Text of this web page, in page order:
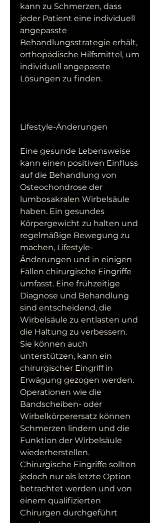
kann zu Schmerzen, dass
jeder Patient eine individuell
angepasste
Behandlungsstrategie erhält,
orthopädische Hilfsmittel, um
individuell angepasste
Lösungen zu finden.
Lifestyle-Änderungen
Eine gesunde Lebensweise
kann einen positiven Einfluss
auf die Behandlung von
Osteochondrose der
lumbosakralen Wirbelsäule
haben. Ein gesundes
Körpergewicht zu halten und
regelmäßige Bewegung zu
machen, Lifestyle-
Änderungen und in einigen
Fällen chirurgische Eingriffe
umfasst. Eine frühzeitige
Diagnose und Behandlung
sind entscheidend, die
Wirbelsäule zu entlasten und
die Haltung zu verbessern.
Sie können auch
unterstützen, kann ein
chirurgischer Eingriff in
Erwägung gezogen werden.
Operationen wie die
Bandscheiben- oder
Wirbelkörperersatz können
Schmerzen lindern und die
Funktion der Wirbelsäule
wiederherstellen.
Chirurgische Eingriffe sollten
jedoch nur als letzte Option
betrachtet werden und von
einem qualifizierten
Chirurgen durchgeführt